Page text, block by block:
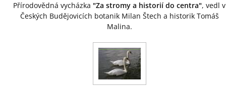
Přírodovědná vycházka "Za stromy a historií do centra", vedl v
Českých Budějovicích botanik Milan Štech a historik Tomáš
Malina.